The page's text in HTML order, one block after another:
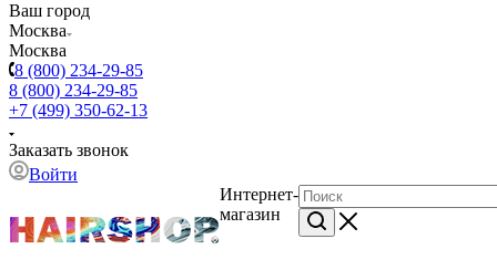
Ваш город
Москва
Москва
8 (800) 234-29-85
8 (800) 234-29-85
+7 (499) 350-62-13
Заказать звонок
Войти
Интернет-
магазин